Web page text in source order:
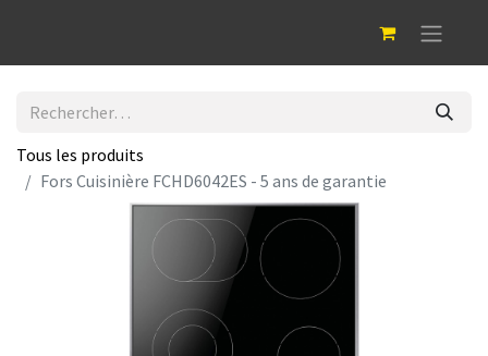
Tous les produits
Fors Cuisinière FCHD6042ES - 5 ans de garantie